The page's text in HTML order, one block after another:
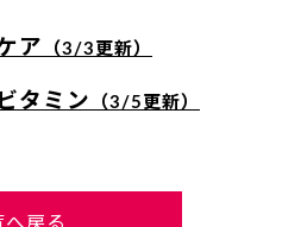
ア （3/3更新）
タミン （3/5更新）